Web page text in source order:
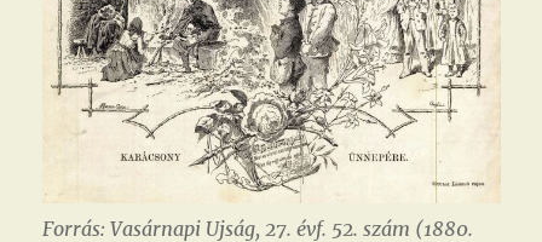
Forrás: Vasárnapi Ujság, 27. évf. 52. szám (1880.